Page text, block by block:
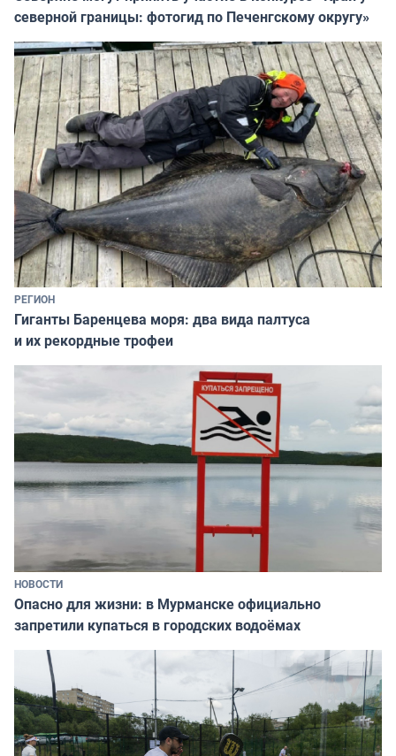
северной границы: фотогид по Печенгскому округу»
РЕГИОН
Гиганты Баренцева моря: два вида палтуса
и их рекордные трофеи
НОВОСТИ
Опасно для жизни: в Мурманске официально
запретили купаться в городских водоёмах